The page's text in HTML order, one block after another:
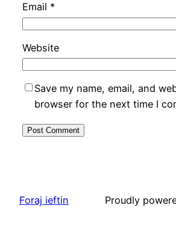
Email *
Website
Save my name, email, and
browser for the next time I
Foraj ieftin Proudly